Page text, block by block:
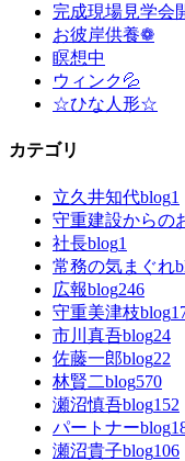
完成現場見学会
お彼岸供養❁
瞑想中
ウィンク💦
☆ひな人形☆
カテゴリ
立久井知代blog1
守重建設からの
社長blog1
常務の気まぐれ
広報blog246
守重美津枝blog
市川真吾blog24
佐藤一郎blog22
林賢二blog570
瀬沼慎吾blog152
パートナーblog
瀬沼貴子blog106